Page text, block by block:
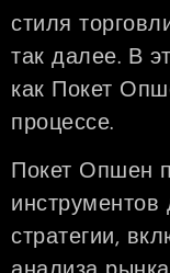
стиля
так далее. В
как Покет
процессе.
Покет Опшен
стратегии,